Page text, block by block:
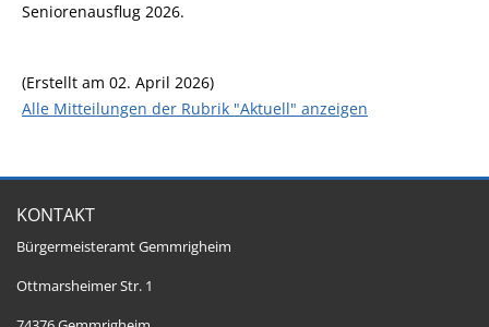
Seniorenausflug 2026.
(Erstellt am 02. April 2026)
Alle Mitteilungen der Rubrik "Aktuell" anzeigen
KONTAKT
Bürgermeisteramt Gemmrigheim
Ottmarsheimer Str. 1